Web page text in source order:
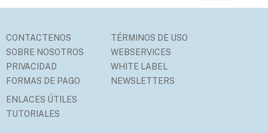
CONTACTENOS
SOBRE NOSOTROS
PRIVACIDAD
FORMAS DE PAGO
TÉRMINOS DE USO
WEBSERVICES
WHITE LABEL
NEWSLETTERS
ENLACES ÚTILES
TUTORIALES